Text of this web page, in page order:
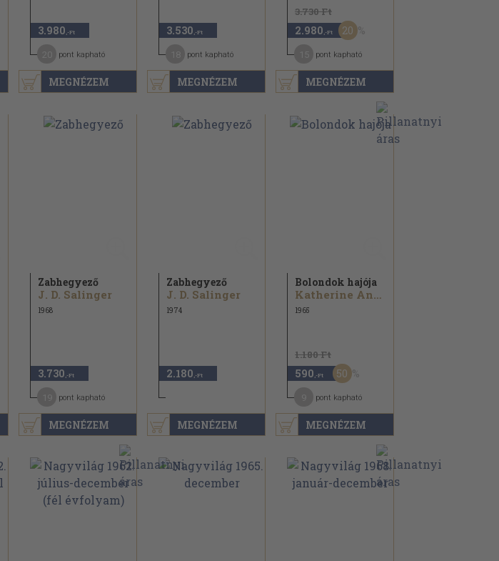
MEGNÉZEM
3.980 ,-Ft
pont kapható
MEGNÉZEM
3.530 ,-Ft
pont kapható
MEGNÉZEM
3.730 Ft
2.980 ,-Ft 20
pont kapható
MEGNÉZEM
Zabhegyező
J. D. Salinger
1968
3.730 ,-Ft
pont kapható
MEGNÉZEM
Zabhegyező
J. D. Salinger
1974
2.180 ,-Ft
MEGNÉZEM
Bolondok hajója
Katherine Anne Porter
1965
1.180 Ft
590 ,-Ft 50
pont kapható